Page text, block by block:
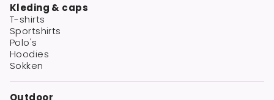
Kleding & caps
T-shirts
Sportshirts
Polo's
Hoodies
Sokken
Outdoor